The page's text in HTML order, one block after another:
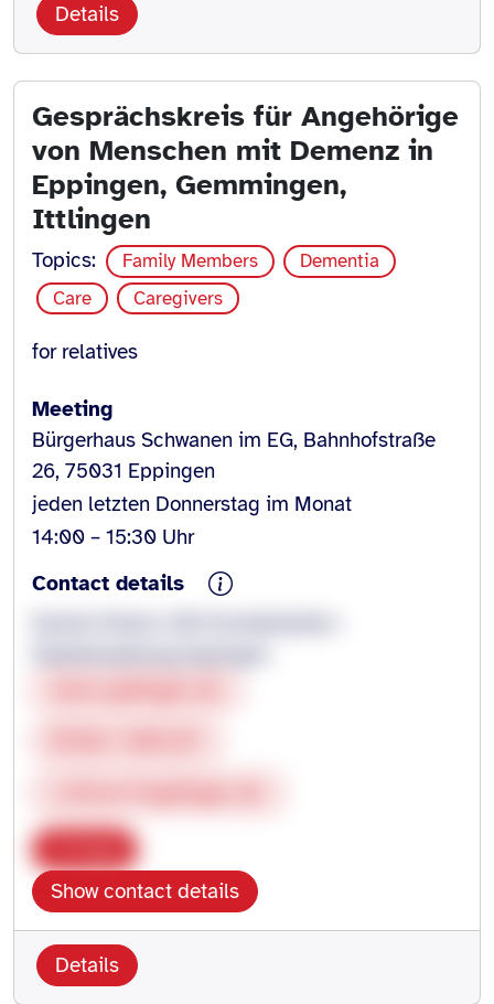
Details
Gesprächskreis für Angehörige
von Menschen mit Demenz in
Eppingen, Gemmingen,
Ittlingen
Topics: Family Members
Dementia
Care
Caregivers
for relatives
Meeting
Bürgerhaus Schwanen im EG, Bahnhofstraße
26, 75031 Eppingen
jeden letzten Donnerstag im Monat
14:00 – 15:30 Uhr
Contact details
Show contact details
Details